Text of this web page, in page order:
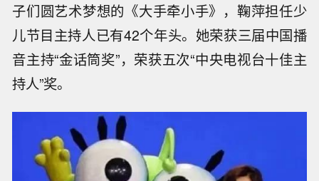
子们圆艺术梦想的《大手牵小手》，鞠萍担任少
儿节目主持人已有42个年头。她荣获三届中国播
音主持“金话筒奖”，荣获五次“中央电视台十佳主
持人”奖。